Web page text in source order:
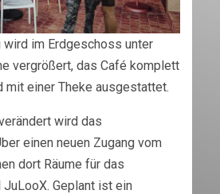
wird im Erdgeschoss unter
vergrößert, das Café komplett
mit einer Theke ausgestattet.
wird das
einen neuen Zugang vom
dort Räume für das
Geplant ist ein